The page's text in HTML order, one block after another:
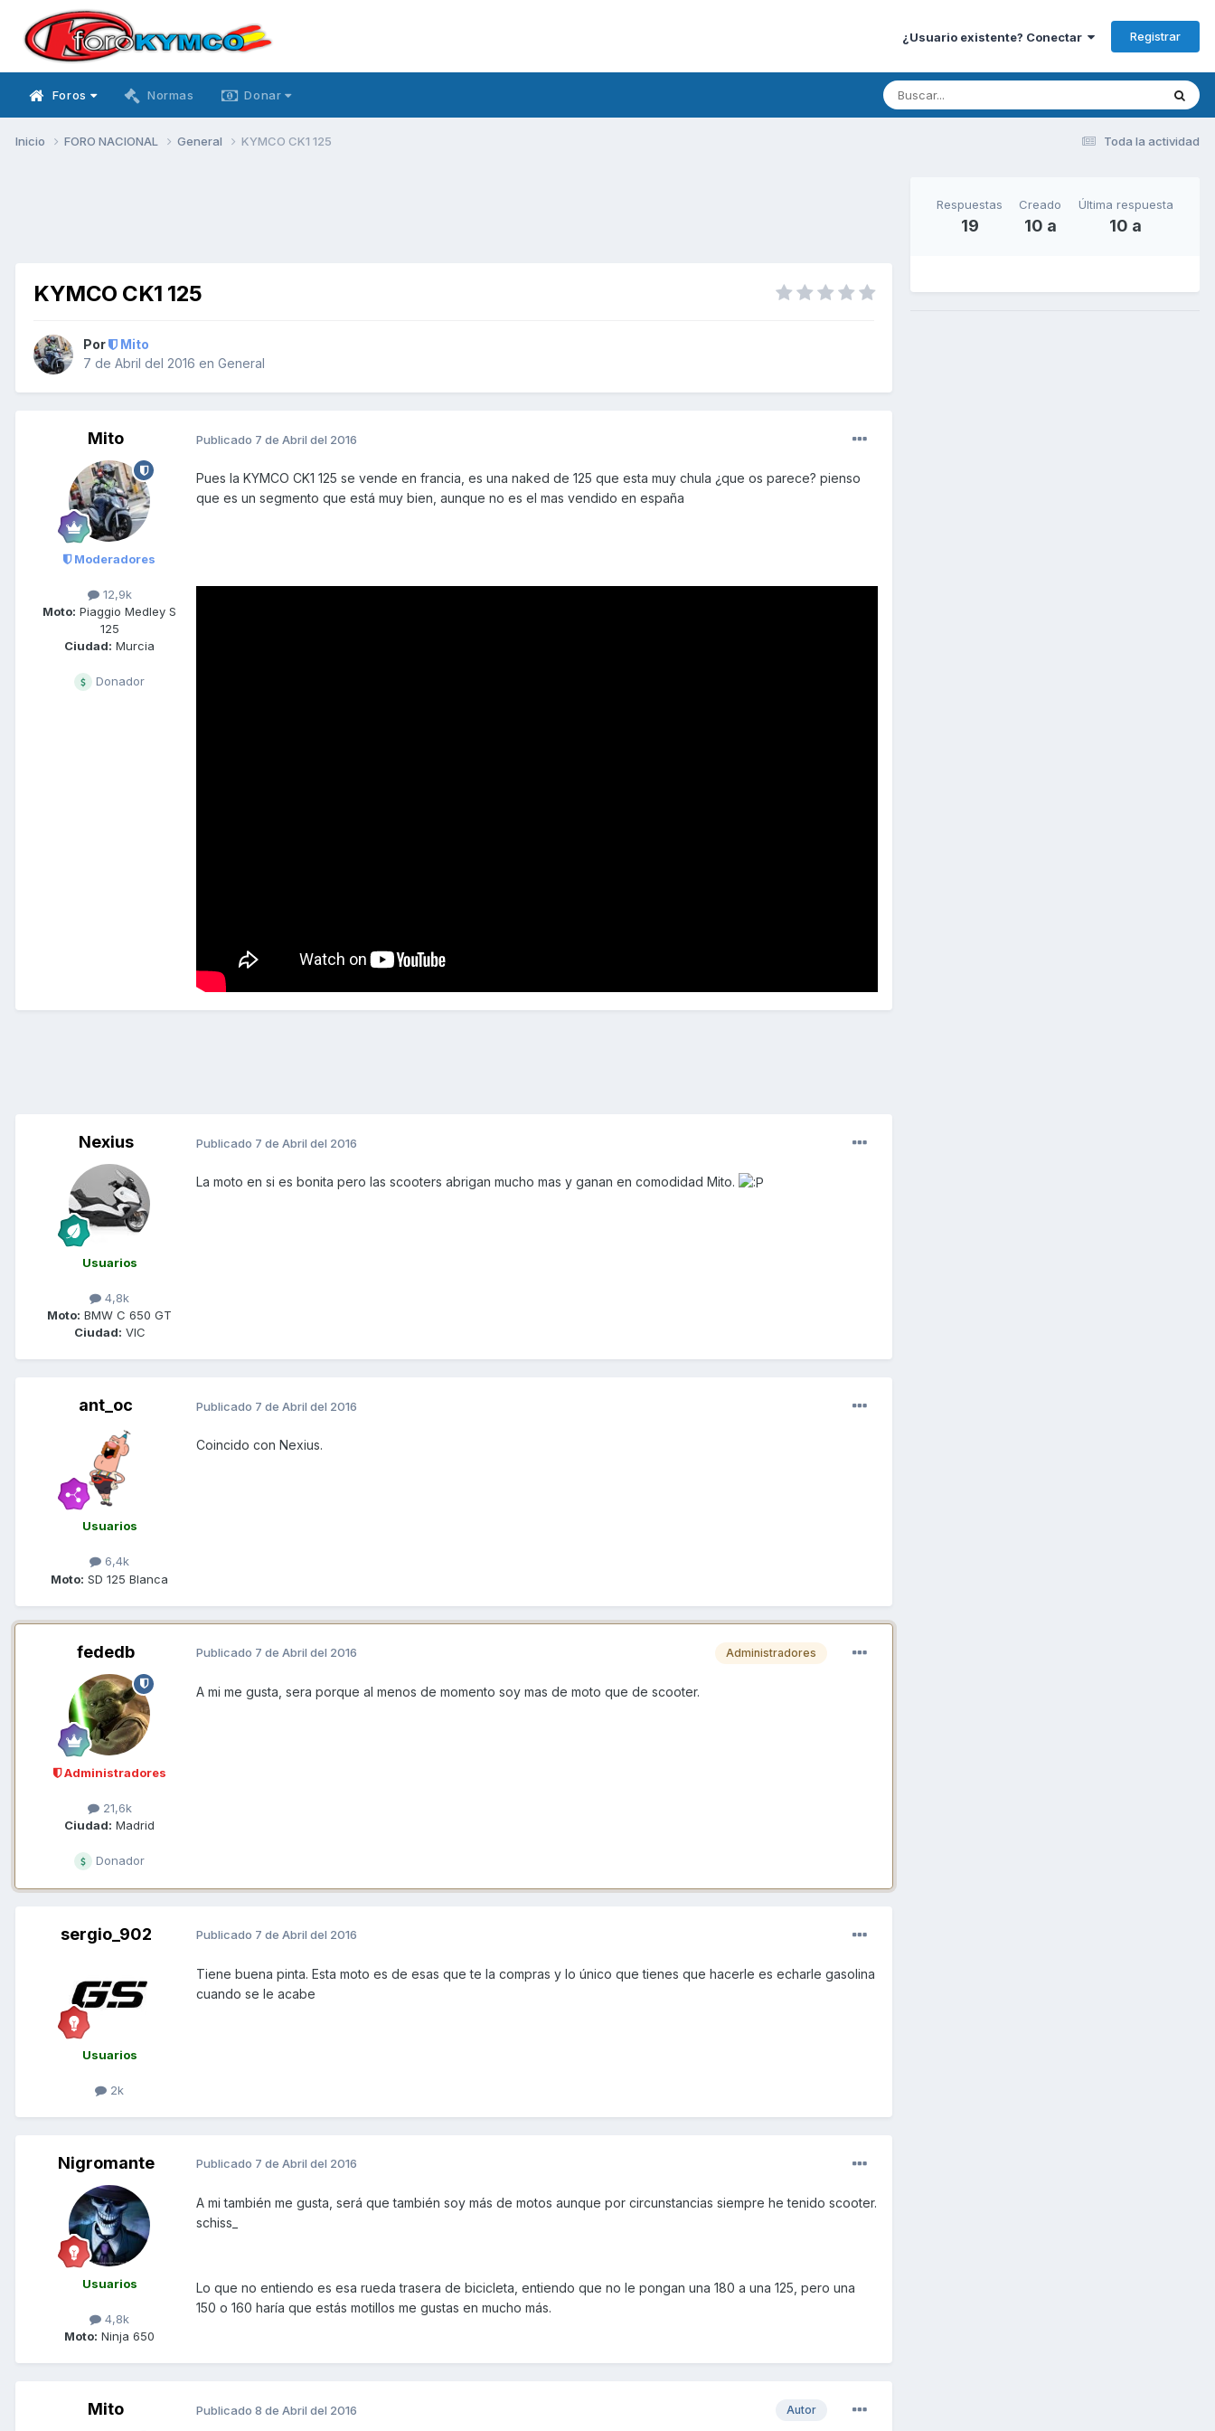
¿Usuario existente? Conectar Registrar
Foros Normas Donar
Toda la actividad
Inicio FORO NACIONAL General KYMCO CK1 125
KYMCO CK1 125
Por
Mito
7 de Abril del 2016 en General
Mito
Moderadores
12,9k
Moto: Piaggio Medley S
125
Ciudad: Murcia
Donador
Publicado 7 de Abril del 2016
Pues la KYMCO CK1 125 se vende en francia, es una naked de 125 que esta muy chula ¿que os parece? pienso
que es un segmento que está muy bien, aunque no es el mas vendido en españa
Nexius
Usuarios
4,8k
Moto: BMW C 650 GT
Ciudad: VIC
Publicado 7 de Abril del 2016
La moto en si es bonita pero las scooters abrigan mucho mas y ganan en comodidad Mito.
ant_oc
Usuarios
6,4k
Moto: SD 125 Blanca
Publicado 7 de Abril del 2016
Coincido con Nexius.
fededb
Administradores
21,6k
Ciudad: Madrid
Donador
Administradores
Publicado 7 de Abril del 2016
A mi me gusta, sera porque al menos de momento soy mas de moto que de scooter.
sergio_902
Usuarios
2k
Publicado 7 de Abril del 2016
Tiene buena pinta. Esta moto es de esas que te la compras y lo único que tienes que hacerle es echarle gasolina
cuando se le acabe
Nigromante
Usuarios
4,8k
Moto: Ninja 650
Publicado 7 de Abril del 2016
A mi también me gusta, será que también soy más de motos aunque por circunstancias siempre he tenido scooter.
schiss_
Lo que no entiendo es esa rueda trasera de bicicleta, entiendo que no le pongan una 180 a una 125, pero una
150 o 160 haría que estás motillos me gustas en mucho más.
Mito Autor
Publicado 8 de Abril del 2016
Respuestas
19
Creado
10 a
Última respuesta
10 a